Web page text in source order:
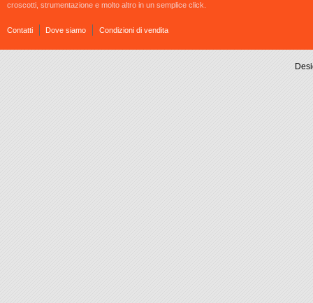
croscotti, strumentazione e molto altro in un semplice click.
Contatti Dove siamo Condizioni di vendita